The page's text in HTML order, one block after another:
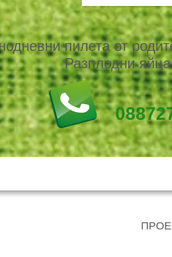
пилета от
Разплодни